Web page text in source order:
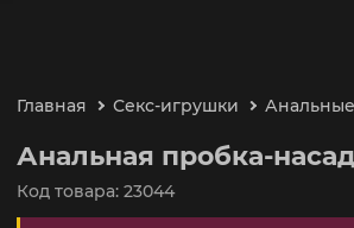
Главная Секс-игрушки
Анальная пробка-
Код товара: 23044